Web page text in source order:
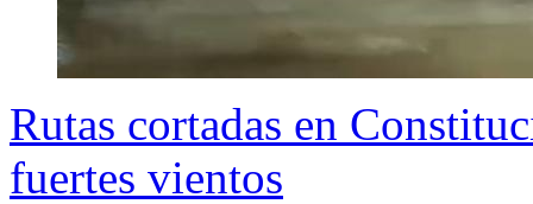
Rutas cortadas en
fuertes vientos